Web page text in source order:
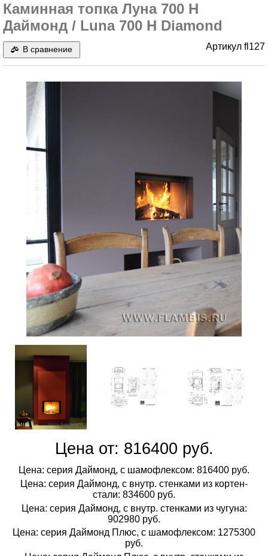
Каминная топка Луна 700 H
Даймонд / Luna 700 H Diamond
В сравнение Артикул fl127
Цена от: 816400 руб.
Цена: серия Даймонд, с шамофлексом: 816400 руб.
Цена: серия Даймонд, с внутр. стенками из кортен-
стали: 834600 руб.
Цена: серия Даймонд, с внутр. стенками из чугуна:
902980 руб.
Цена: серия Даймонд Плюс, с шамофлексом: 1275300
руб.